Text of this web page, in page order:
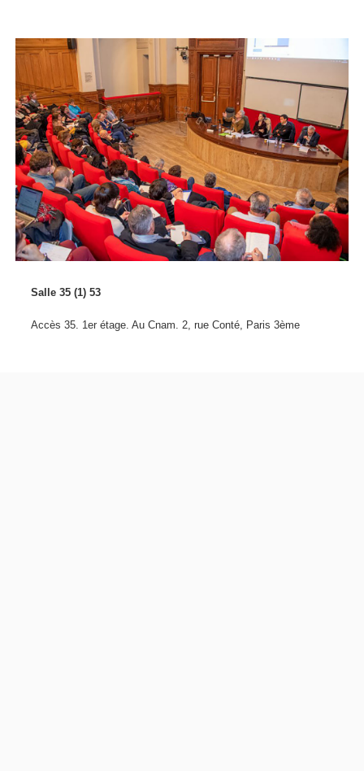
Salle 35 (1) 53
Accès 35. 1er étage. Au Cnam. 2, rue Conté, Paris 3ème